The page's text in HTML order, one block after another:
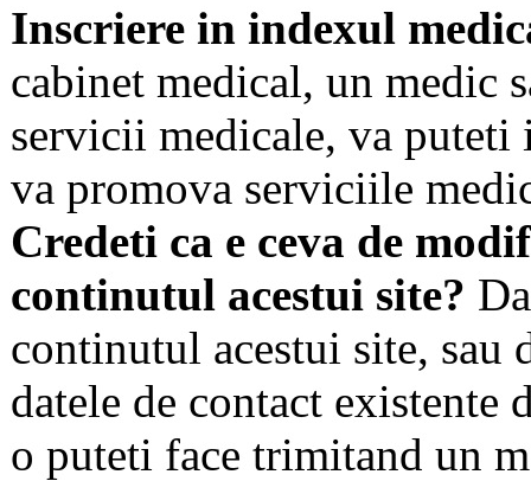
Inscriere in indexul
cabinet medical, un medic
servicii medicale, va puteti
va promova serviciile
Credeti ca e ceva de
continutul acestui site?
continutul acestui site, sau
datele de contact existente
o puteti face trimitand un